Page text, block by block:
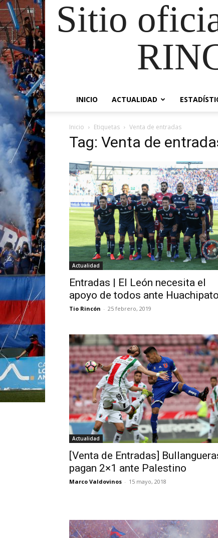
Sitio
INICIO ACTUALIDAD
Inicio Etiquetas Venta de entradas
Tag: Venta de
Actualidad
Entradas | El León necesita el
apoyo de todos ante Huachipato
Tio Rincón - 25 febrero, 2019
Actualidad
[Venta de Entradas]
pagan 2×1 ante Palestino
Marco Valdovinos - 15 mayo, 2018